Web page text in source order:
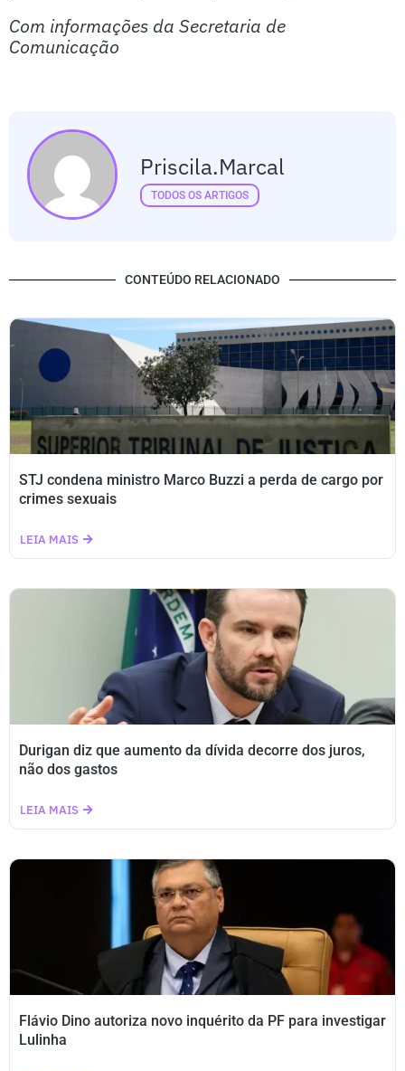
Com informações da Secretaria de
Comunicação
Priscila.marcal
TODOS OS ARTIGOS
CONTEÚDO RELACIONADO
STJ condena ministro Marco Buzzi a perda de cargo por
crimes sexuais
LEIA MAIS
Durigan diz que aumento da dívida decorre dos juros,
não dos gastos
LEIA MAIS
Flávio Dino autoriza novo inquérito da PF para investigar
Lulinha